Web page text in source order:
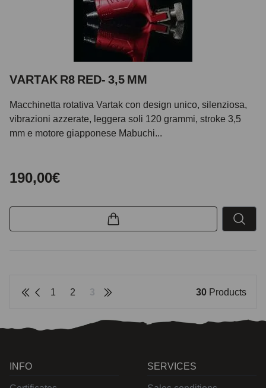
VARTAK R8 RED- 3,5 MM
Macchinetta rotativa Vartak con design unico, silenziosa,
vibrazioni azzerate, leggera soli 120 grammi, stroke 3,5
mm e motore giapponese Mabuchi...
190,00€
1 2 3 30 Products
INFO
SERVICES